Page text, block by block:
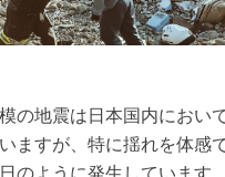
の地震は日本国内におい
ますが、特に揺れを体感
のように発生しています。